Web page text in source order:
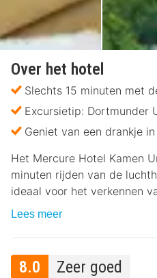
Over het hotel
Slechts 15 minuten met
Excursietip: Dortmunder
Geniet van een drankje
Het Mercure Hotel Kamen
minuten rijden van de
ideaal voor het verkennen
Lees meer
8.0 Zeer goed